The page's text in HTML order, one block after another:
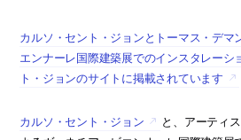
カルソ・セント・ジョンとトーマス・デマ
エンナーレ国際建築展でのインスタレーシ
ト・ジョンのサイトに掲載されています
カルソ・セント・ジョン
と、アーティ